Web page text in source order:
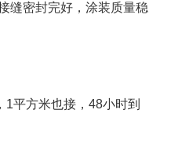
缝密封完好，涂装质量稳
平方米也接，48小时到